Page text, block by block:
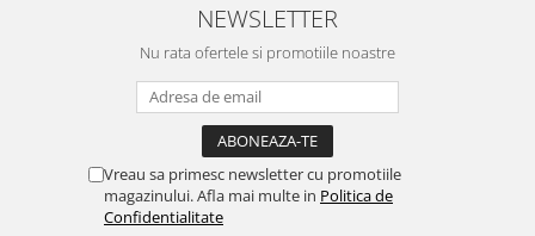
NEWSLETTER
Nu rata ofertele si promotiile noastre
Vreau sa primesc newsletter cu promotiile
magazinului. Afla mai multe in Politica de
Confidentialitate